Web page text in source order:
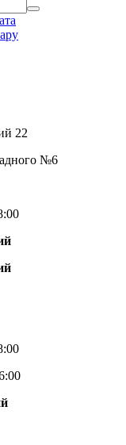
22
№6